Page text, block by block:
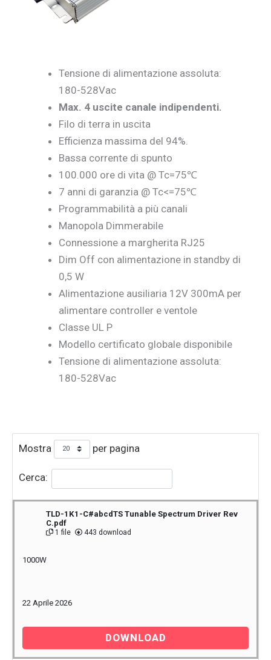
Tensione di alimentazione assoluta:
180-528Vac
Max. 4 uscite canale indipendenti.
Filo di terra in uscita
Efficienza massima del 94%.
Bassa corrente di spunto
100.000 ore di vita @ Tc=75℃
7 anni di garanzia @ Tc<=75℃
Programmabilità a più canali
Manopola Dimmerabile
Connessione a margherita RJ25
Dim Off con alimentazione in standby di
0,5 W
Alimentazione ausiliaria 12V 300mA per
alimentare controller e ventole
Classe UL P
Modello certificato globale disponibile
Tensione di alimentazione assoluta:
180-528Vac
Mostra per pagina
Cerca:
TLD-1K1-C#abcdTS Tunable Spectrum Driver Rev
C.pdf
1 file 443 download
1000W
22 Aprile 2026
DOWNLOAD